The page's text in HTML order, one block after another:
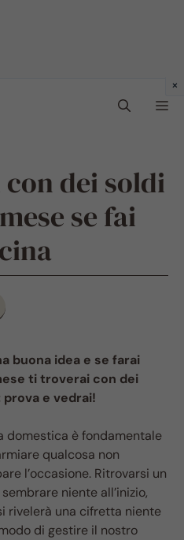
dei soldi
se fai
buona idea e se farai
ti troverai con dei
e vedrai!
domestica è fondamentale
qualcosa non
l’occasione. Ritrovarsi un
niente all’inizio,
rivelerà una cifretta niente
di gestire il nostro